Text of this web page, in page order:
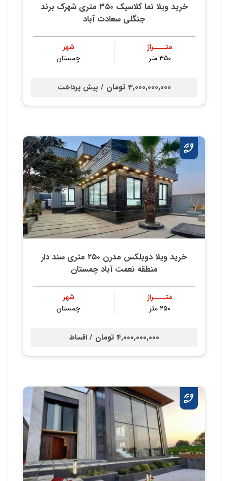
خرید ویلا نما کلاسیک ۳۵۰ متری شهرک برند
جنگلی سعادت آباد
متــــراژ
۳۵۰ متر
شهر
چمستان
3,000,000,000 تومان / پیش پرداخت
خرید ویلا دوبلکس مدرن ۲۵۰ متری سند دار
منطقه نعمت آباد چمستان
متــــراژ
۲۵۰ متر
شهر
چمستان
4,000,000,000 تومان / اقساط